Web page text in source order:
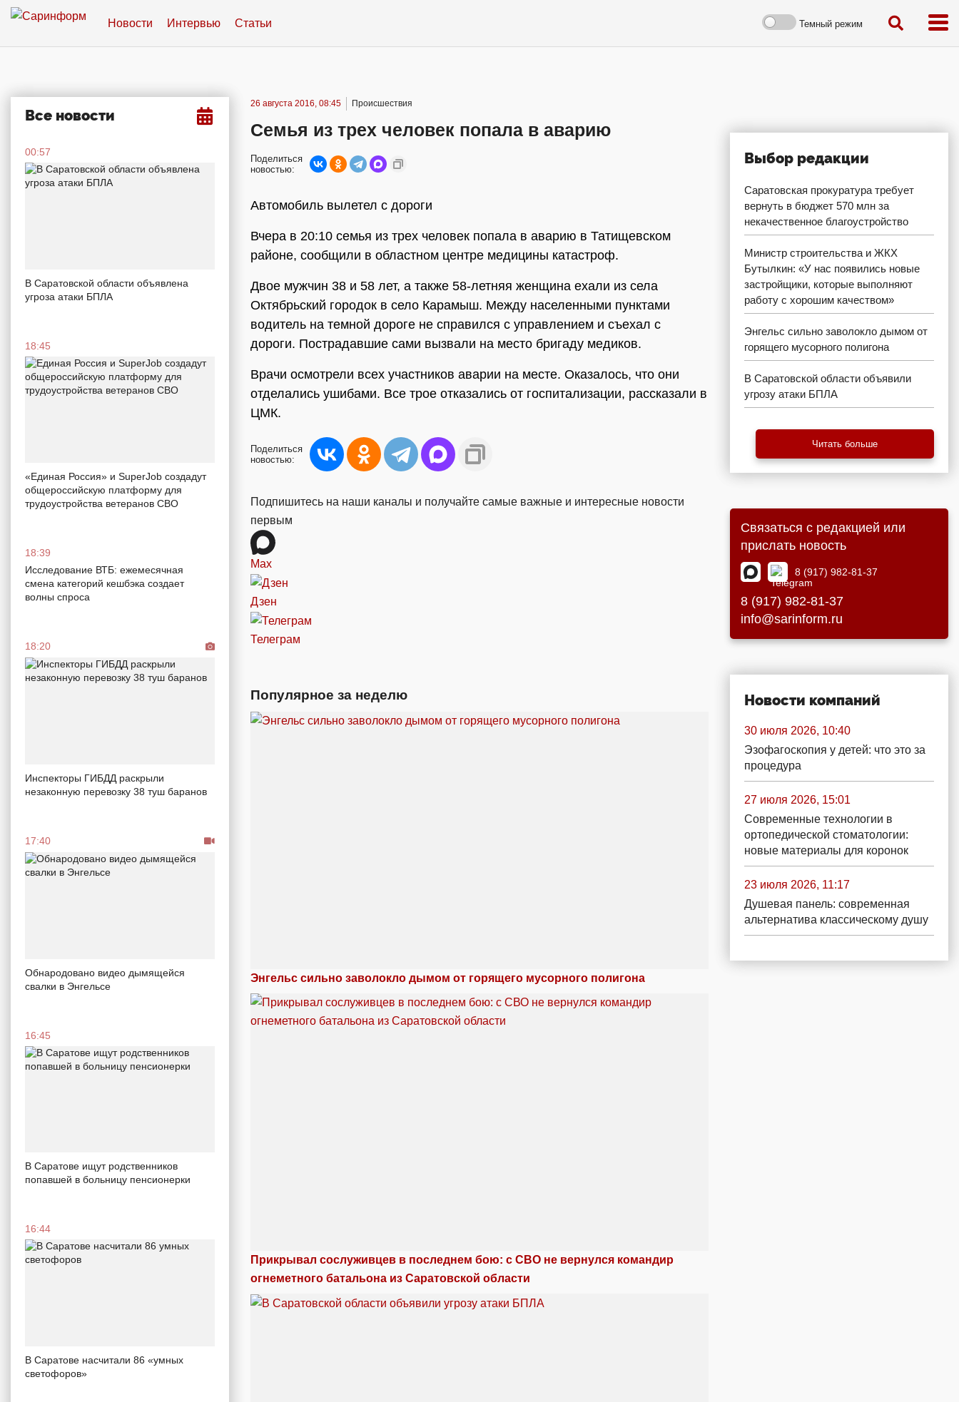
Новости Интервью Статьи Темный режим
Все новости
00:57
В Саратовской области объявлена
угроза атаки БПЛА
18:45
«Единая Россия» и SuperJob создадут
общероссийскую платформу для
трудоустройства ветеранов СВО
18:39
Исследование ВТБ: ежемесячная
смена категорий кешбэка создает
волны спроса
18:20
Инспекторы ГИБДД раскрыли
незаконную перевозку 38 туш баранов
17:40
Обнародовано видео дымящейся
свалки в Энгельсе
16:45
В Саратове ищут родственников
попавшей в больницу пенсионерки
16:44
В Саратове насчитали 86 «умных
светофоров»
26 августа 2016, 08:45 Происшествия
Семья из трех человек попала в аварию
Поделиться
новостью:
Автомобиль вылетел с дороги
Вчера в 20:10 семья из трех человек попала в аварию в Татищевском
районе, сообщили в областном центре медицины катастроф.
Двое мужчин 38 и 58 лет, а также 58-летняя женщина ехали из села
Октябрьский городок в село Карамыш. Между населенными пунктами
водитель на темной дороге не справился с управлением и съехал с
дороги. Пострадавшие сами вызвали на место бригаду медиков.
Врачи осмотрели всех участников аварии на месте. Оказалось, что они
отделались ушибами. Все трое отказались от госпитализации, рассказали в
ЦМК.
Поделиться
новостью:
Подпишитесь на наши каналы и получайте самые важные и интересные новости
первым
Max
Дзен
Телеграм
Популярное за неделю
Энгельс сильно заволокло дымом от горящего мусорного полигона
Прикрывал сослуживцев в последнем бою: с СВО не вернулся командир
огнеметного батальона из Саратовской области
Выбор редакции
Саратовская прокуратура требует
вернуть в бюджет 570 млн за
некачественное благоустройство
Министр строительства и ЖКХ
Бутылкин: «У нас появились новые
застройщики, которые выполняют
работу с хорошим качеством»
Энгельс сильно заволокло дымом от
горящего мусорного полигона
В Саратовской области объявили
угрозу атаки БПЛА
Читать больше
Связаться с редакцией или
прислать новость
8 (917) 982-81-37
8 (917) 982-81-37
info@sarinform.ru
Новости компаний
30 июля 2026, 10:40
Эзофагоскопия у детей: что это за
процедура
27 июля 2026, 15:01
Современные технологии в
ортопедической стоматологии:
новые материалы для коронок
23 июля 2026, 11:17
Душевая панель: современная
альтернатива классическому душу